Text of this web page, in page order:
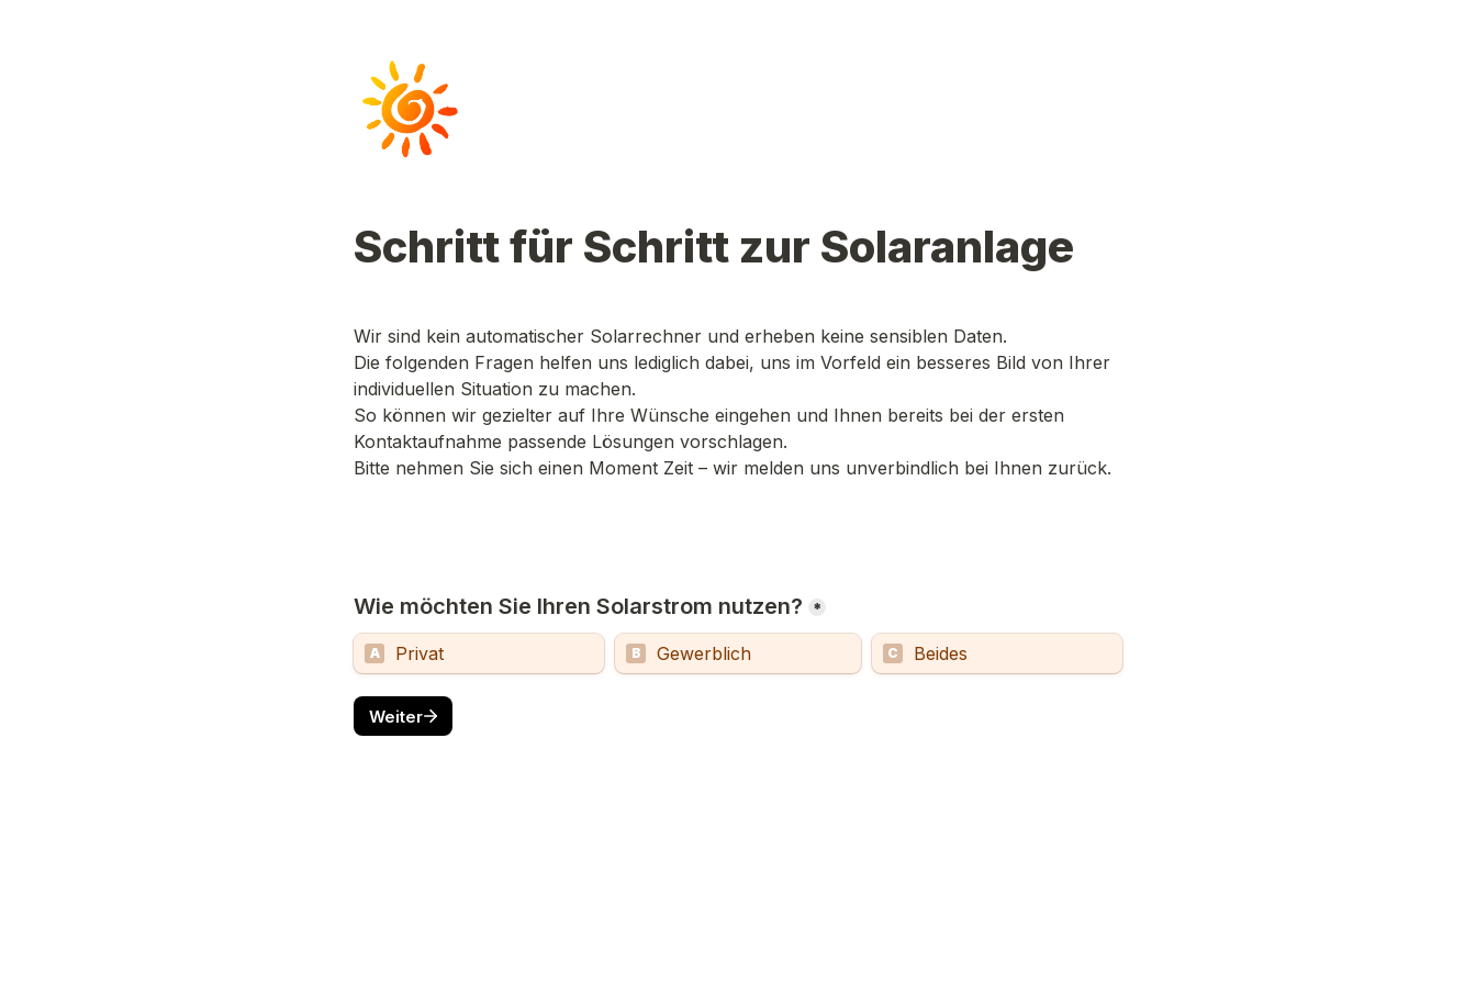
Schritt für Schritt zur Solaranlage
Wir sind kein automatischer Solarrechner und erheben keine sensiblen Daten.
Die folgenden Fragen helfen uns lediglich dabei, uns im Vorfeld ein besseres Bild von Ihrer
individuellen Situation zu machen.
So können wir gezielter auf Ihre Wünsche eingehen und Ihnen bereits bei der ersten
Kontaktaufnahme passende Lösungen vorschlagen.
Bitte nehmen Sie sich einen Moment Zeit – wir melden uns unverbindlich bei Ihnen zurück.
Wie möchten Sie Ihren Solarstrom nutzen? *
A Privat B Gewerblich C Beides
Weiter